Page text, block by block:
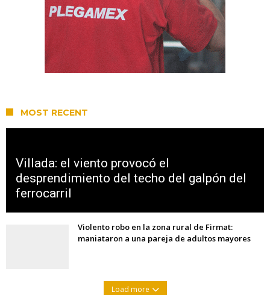
MOST RECENT
Villada: el viento provocó el
desprendimiento del techo del galpón del
ferrocarril
Violento robo en la zona rural de Firmat:
maniataron a una pareja de adultos mayores
Load more